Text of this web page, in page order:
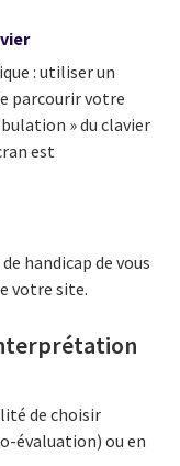
: utiliser un
parcourir votre
» du clavier
est
handicap de vous
votre site.
de choisir
évaluation) ou en